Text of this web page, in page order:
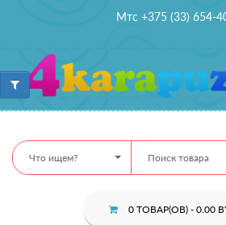
Мтс +375 (33) 654-
Что ищем?
0 ТОВАР(ОВ) - 0.00